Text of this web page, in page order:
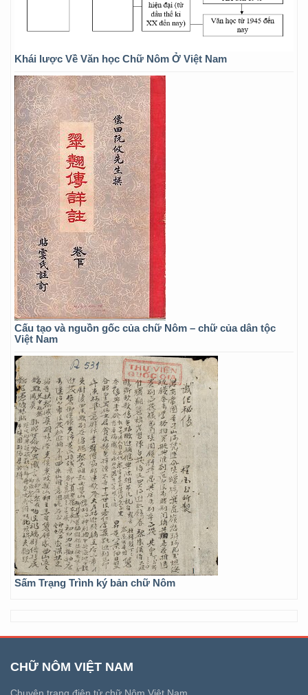
Khái lược Về Văn học Chữ Nôm Ở Việt Nam
Cấu tạo và nguồn gốc của chữ Nôm – chữ của dân tộc
Việt Nam
Sấm Trạng Trình ký bản chữ Nôm
CHỮ NÔM VIỆT NAM